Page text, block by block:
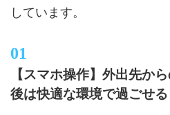
しています。
【スマホ操作】外出先か
後は快適な環境で過ごせる